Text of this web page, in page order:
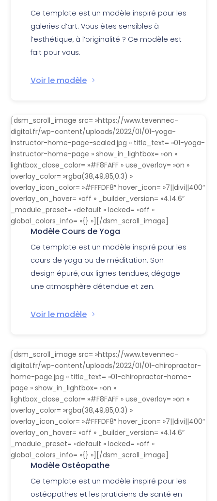
Ce template est un modèle inspiré pour les
galeries d’art. Vous êtes sensibles à
l’esthétique, à l’originalité ? Ce modèle est
fait pour vous.
Voir le modèle
[dsm_scroll_image src= »https://www.tevennec-
digital.fr/wp-content/uploads/2022/01/01-yoga-
instructor-home-page-scaled.jpg » title_text= »01-yoga-
instructor-home-page » show_in_lightbox= »on »
lightbox_close_color= »#F8FAFF » use_overlay= »on »
overlay_color= »rgba(38,49,85,0.3) »
overlay_icon_color= »#FFFDF8″ hover_icon= »7||divi||400″
overlay_on_hover= »off » _builder_version= »4.14.6″
_module_preset= »default » locked= »off »
global_colors_info= »{} »][/dsm_scroll_image]
Modèle Cours de Yoga
Ce template est un modèle inspiré pour les
cours de yoga ou de méditation. Son
design épuré, aux lignes tendues, dégage
une atmosphère détendue et zen.
Voir le modèle
[dsm_scroll_image src= »https://www.tevennec-
digital.fr/wp-content/uploads/2022/01/01-chiropractor-
home-page.jpg » title_text= »01-chiropractor-home-
page » show_in_lightbox= »on »
lightbox_close_color= »#F8FAFF » use_overlay= »on »
overlay_color= »rgba(38,49,85,0.3) »
overlay_icon_color= »#FFFDF8″ hover_icon= »7||divi||400″
overlay_on_hover= »off » _builder_version= »4.14.6″
_module_preset= »default » locked= »off »
global_colors_info= »{} »][/dsm_scroll_image]
Modèle Ostéopathe
Ce template est un modèle inspiré pour les
ostéopathes et les praticiens de santé en